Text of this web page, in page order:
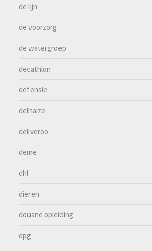
de lijn
de voorzorg
de watergroep
decathlon
defensie
delhaize
deliveroo
deme
dhl
dieren
douane opleiding
dpg